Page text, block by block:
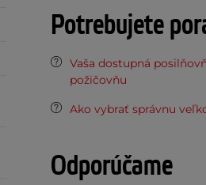
Potrebujete
Vaša dostupná
požičovňu
Ako vybrať správnu
Odporúčame